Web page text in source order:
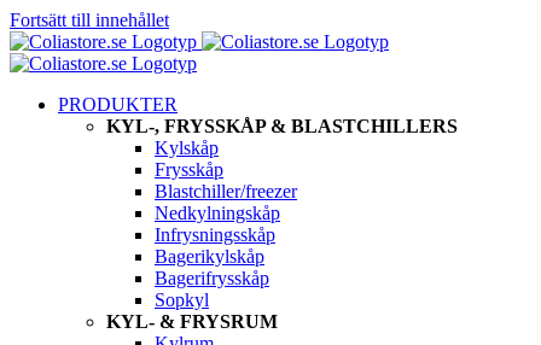
Fortsätt till innehållet
PRODUKTER
KYL-, FRYSSKÅP & BLASTCHILLERS
Kylskåp
Frysskåp
Blastchiller/freezer
Nedkylningskåp
Infrysningsskåp
Bagerikylskåp
Bagerifrysskåp
Sopkyl
KYL- & FRYSRUM